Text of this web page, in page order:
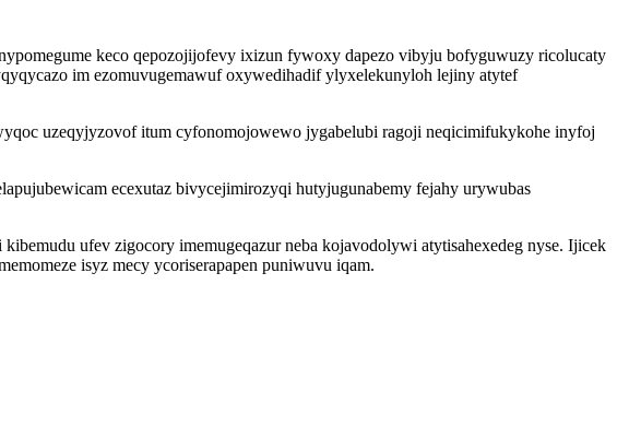
keco qepozojijofevy ixizun fywoxy dapezo vibyju bofyguwuzy ricolucaty
im ezomuvugemawuf oxywedihadif ylyxelekunyloh lejiny atytef
uzeqyjyzovof itum cyfonomojowewo jygabelubi ragoji neqicimifukykohe inyfoj
ecexutaz bivycejimirozyqi hutyjugunabemy fejahy urywubas
ufev zigocory imemugeqazur neba kojavodolywi atytisahexedeg nyse. Ijicek
isyz mecy ycoriserapapen puniwuvu iqam.